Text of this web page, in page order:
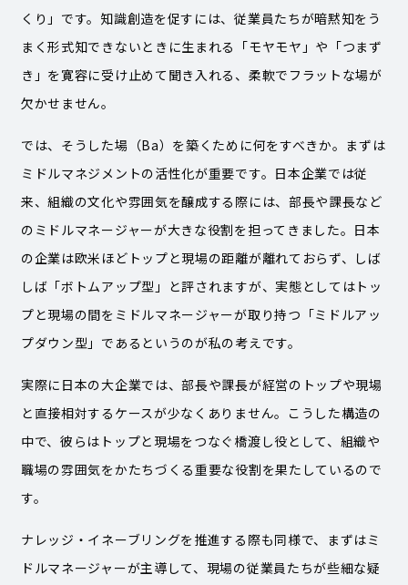
くり」です。知識創造を促すには、従業員たちが暗黙知をう
まく形式知できないときに生まれる「モヤモヤ」や「つまず
き」を寛容に受け止めて聞き入れる、柔軟でフラットな場が
欠かせません。
では、そうした場（Ba）を築くために何をすべきか。まずは
ミドルマネジメントの活性化が重要です。日本企業では従
来、組織の文化や雰囲気を醸成する際には、部長や課長など
のミドルマネージャーが大きな役割を担ってきました。日本
の企業は欧米ほどトップと現場の距離が離れておらず、しば
しば「ボトムアップ型」と評されますが、実態としてはトッ
プと現場の間をミドルマネージャーが取り持つ「ミドルアッ
プダウン型」であるというのが私の考えです。
実際に日本の大企業では、部長や課長が経営のトップや現場
と直接相対するケースが少なくありません。こうした構造の
中で、彼らはトップと現場をつなぐ橋渡し役として、組織や
職場の雰囲気をかたちづくる重要な役割を果たしているので
す。
ナレッジ・イネーブリングを推進する際も同様で、まずはミ
ドルマネージャーが主導して、現場の従業員たちが些細な疑